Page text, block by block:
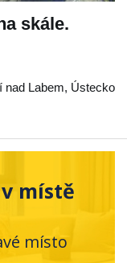
skále.
nad Labem, Ústecko
místě
místo